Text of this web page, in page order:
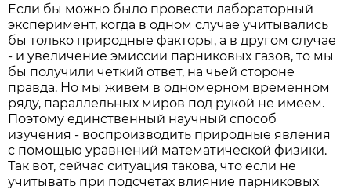
Если бы можно было провести лабораторный
эксперимент, когда в одном случае учитывались
бы только природные факторы, а в другом случае
- и увеличение эмиссии парниковых газов, то мы
бы получили четкий ответ, на чьей стороне
правда. Но мы живем в одномерном временном
ряду, параллельных миров под рукой не имеем.
Поэтому единственный научный способ
изучения - воспроизводить природные явления
с помощью уравнений математической физики.
Так вот, сейчас ситуация такова, что если не
учитывать при подсчетах влияние парниковых